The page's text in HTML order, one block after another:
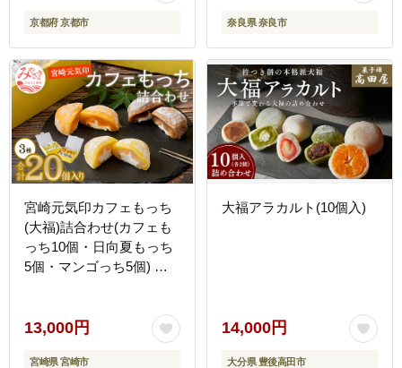
おすすめ フルーツ 果物
くだもの おいしい お取り
寄せ ギフト プレゼント
贈答 ］
京都府 京都市 奈良県 奈良市
宮崎元気印カフェもっち
(大福)詰合わせ(カフェも
っち10個・日向夏もっち
5個・マンゴっち5個) 大
手土産 和菓子 洋菓子 お
菓子 冷凍 個包装 冷凍 お
取り寄せ カフェオレ マン
13,000円
宮崎県 宮崎市
大福アラカルト(10個入)
14,000円
大分県 豊後高田市